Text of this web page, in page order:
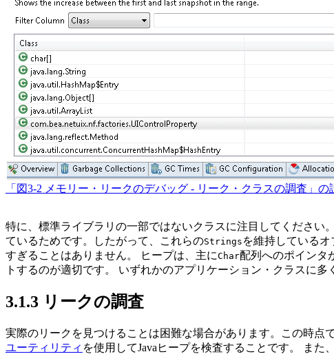
「図3-2 メモリー・リークのデバッグ - リーク・クラスの調査」の
特に、標準ライブラリの一部ではないクラスに注目してください。
ているためです。したがって、これらのStrings を維持しているオ
すぎることはありません。
ヒープは、主にChar配列へのポインタ
トするのが適切です。
いずれかのアプリケーション・クラスに多
3.1.3 リークの調査
実際のリークを見つけることは困難な場合があります。この時点
ユーティリティ を使用してJavaヒープを検査することです。 また